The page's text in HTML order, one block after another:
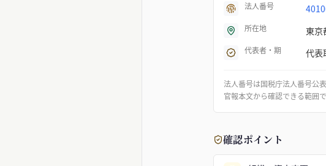
法人番号
所在地 東京
代表者・期 代表
法人番号は国税庁法人番号公
官報本文から確認できる範囲
確認ポイント